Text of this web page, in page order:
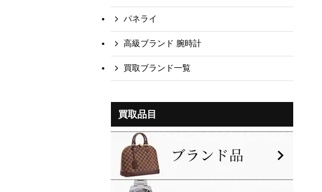
パネライ
高級ブランド 腕時計
買取ブランド一覧
買取品目